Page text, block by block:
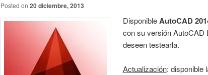
Posted on20 diciembre, 2013
DisponibleAutoCAD
con su versión AutoCAD
deseen testearla.
Actualización: disponible